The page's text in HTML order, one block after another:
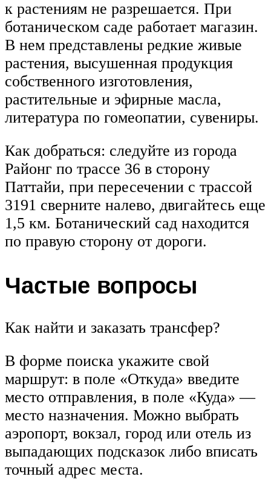
к растениям не разрешается. При
ботаническом саде работает магазин.
В нем представлены редкие живые
растения, высушенная продукция
собственного изготовления,
растительные и эфирные масла,
литература по гомеопатии, сувениры.
Как добраться: следуйте из города
Районг по трассе 36 в сторону
Паттайи, при пересечении с трассой
3191 сверните налево, двигайтесь еще
1,5 км. Ботанический сад находится
по правую сторону от дороги.
Частые вопросы
Как найти и заказать трансфер?
В форме поиска укажите свой
маршрут: в поле «Откуда» введите
место отправления, в поле «Куда» —
место назначения. Можно выбрать
аэропорт, вокзал, город или отель из
выпадающих подсказок либо вписать
точный адрес места.